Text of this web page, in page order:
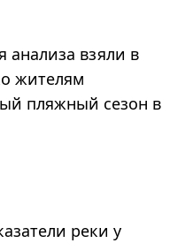
анализа взяли в
жителям
пляжный сезон в
реки у